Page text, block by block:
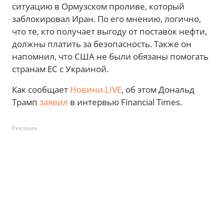
ситуацию в Ормузском проливе, который
заблокировал Иран. По его мнению, логично,
что те, кто получает выгоду от поставок нефти,
должны платить за безопасность. Также он
напомнил, что США не были обязаны помогать
странам ЕС с Украиной.
Как сообщает Новини.LIVE, об этом Дональд
Трамп заявил в интервью Financial Times.
Реклама